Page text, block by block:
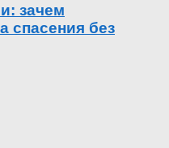
зачем
спасения без